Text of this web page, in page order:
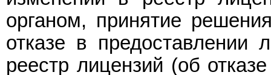
органом, принятие
отказе в предоставлении
реестр лицензий (об